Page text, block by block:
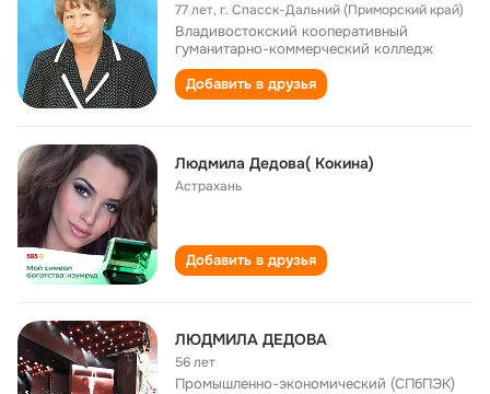
77 лет,г. Спасск-Дальний (Приморский край)
Владивостокский кооперативный
гуманитарно-коммерческий колледж
Добавить в друзья
Людмила Дедова( Кокина)
Астрахань
Добавить в друзья
ЛЮДМИЛА ДЕДОВА
56 лет
Промышленно-экономический (СПбПЭК)